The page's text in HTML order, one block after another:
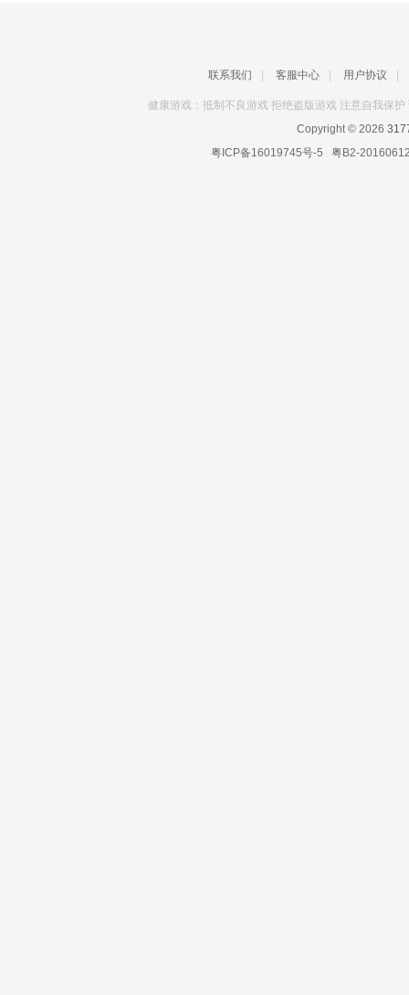
联系我们 客服中心 用户协议
健康游戏：抵制不良游戏 拒绝盗版游戏 注意自我保
Copyright © 2026
粤ICP备16019745号-5 粤B2-